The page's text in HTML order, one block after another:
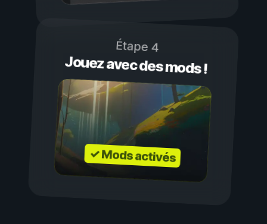
Étape 4
Jouez avec des mods !
✓ Mods activés